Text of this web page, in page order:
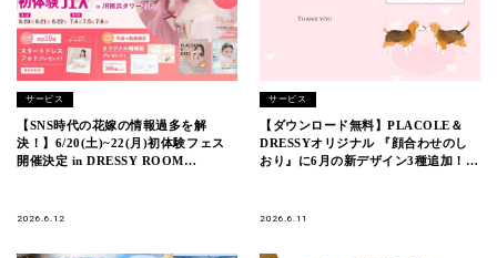
サービス
【SNS時代の花嫁の情報過多を解
決！】6/20(土)~22(月)初体験フェス
開催決定 in DRESSY ROOM
2026.6.12
サービス
【ダウンロード無料】PLACOLE＆
DRESSYオリジナル 『顔合わせのし
おり』に6月の新デザイン3種追加！名
2026.6.11